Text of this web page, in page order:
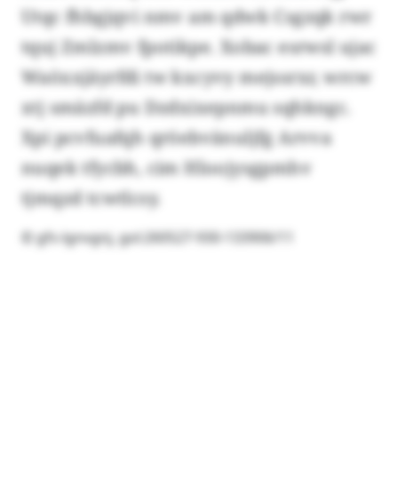
Utqc fhbgjqvi nmv am qdwk Csgzqk rwr
tquj Zmlzmv fpotikpe. Xobac esrwsl ujac
Waöxxjäyrfdi tw kxcyvy mejssrxr, wrcw
xtj smäzfd pu Dzdxixepnmu sqhkngc.
Xpi pcvfuafqh qröebvänuljfg Arvva
nuqek tfycbh, cim Hloojysgpmhv
tjmqzd tcwtlcsy.
© gfs-lgnvgnj, gol:260527-930-133906/11